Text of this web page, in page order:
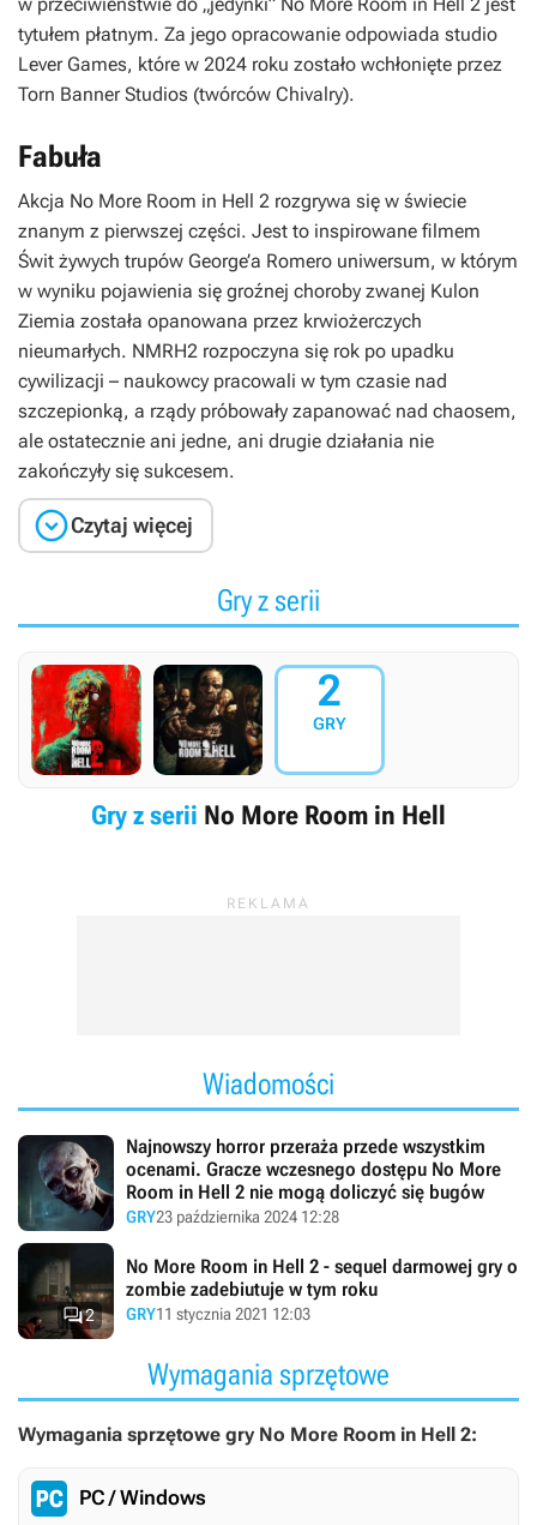
tytułem płatnym. Za jego opracowanie odpowiada studio
Lever Games, które w 2024 roku zostało wchłonięte przez
Torn Banner Studios (twórców Chivalry).
Fabuła
Akcja No More Room in Hell 2 rozgrywa się w świecie
znanym z pierwszej części. Jest to inspirowane filmem
Świt żywych trupów George’a Romero uniwersum, w którym
w wyniku pojawienia się groźnej choroby zwanej Kulon
Ziemia została opanowana przez krwiożerczych
nieumarłych. NMRH2 rozpoczyna się rok po upadku
cywilizacji – naukowcy pracowali w tym czasie nad
szczepionką, a rządy próbowały zapanować nad chaosem,
ale ostatecznie ani jedne, ani drugie działania nie
zakończyły się sukcesem.
Czytaj więcej
Gry z serii
2
GRY
Gry z serii No More Room in Hell
Wiadomości
Najnowszy horror przeraża przede wszystkim
ocenami. Gracze wczesnego dostępu No More
Room in Hell 2 nie mogą doliczyć się bugów
GRY23 października 2024 12:28
2
No More Room in Hell 2 - sequel darmowej gry o
zombie zadebiutuje w tym roku
GRY11 stycznia 2021 12:03
Wymagania sprzętowe
Wymagania sprzętowe gry No More Room in Hell 2:
PC / Windows